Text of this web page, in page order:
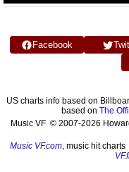
Facebook
US charts info based on
based on The
Music VF © 2007-2026
Music VF.com, music hit